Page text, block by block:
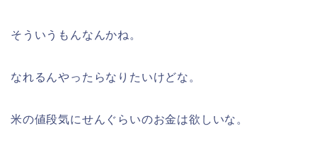
そういうもんなんかね。
なれるんやったらなりたいけどな。
米の値段気にせんぐらいのお金は欲しいな。